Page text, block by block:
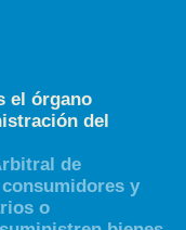
el órgano
del
de
y
o